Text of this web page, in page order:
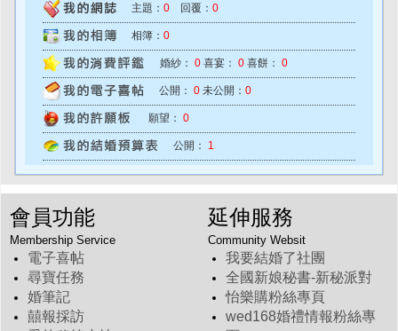
主題： 0 回覆： 0
相簿： 0
婚紗： 0 喜宴： 0 喜餅： 0
公開： 0 未公開： 0
願望： 0
公開： 1
會員功能
Membership Service
電子喜帖
尋寶任務
婚筆記
囍報採訪
延伸服務
Community Websit
我要結婚了社團
全國新娘秘書-新秘派對
怡樂購粉絲專頁
wed168婚禮情報粉絲專